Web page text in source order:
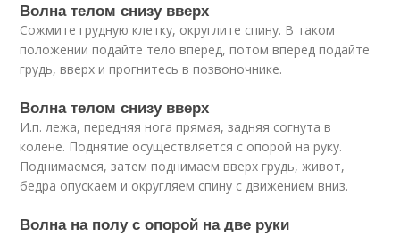
Волна телом снизу вверх
Сожмите грудную клетку, округлите спину. В таком
положении подайте тело вперед, потом вперед подайте
грудь, вверх и прогнитесь в позвоночнике.
Волна телом снизу вверх
И.п. лежа, передняя нога прямая, задняя согнута в
колене. Поднятие осуществляется с опорой на руку.
Поднимаемся, затем поднимаем вверх грудь, живот,
бедра опускаем и округляем спину с движением вниз.
Волна на полу с опорой на две руки